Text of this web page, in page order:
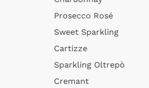
Prosecco Rosé
Sweet Sparkling
Cartizze
Sparkling Oltrepò
Cremant